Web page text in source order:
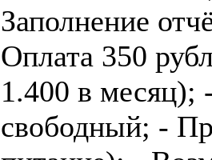
Заполнение
Оплата 350
1.400 в месяц);
свободный; -